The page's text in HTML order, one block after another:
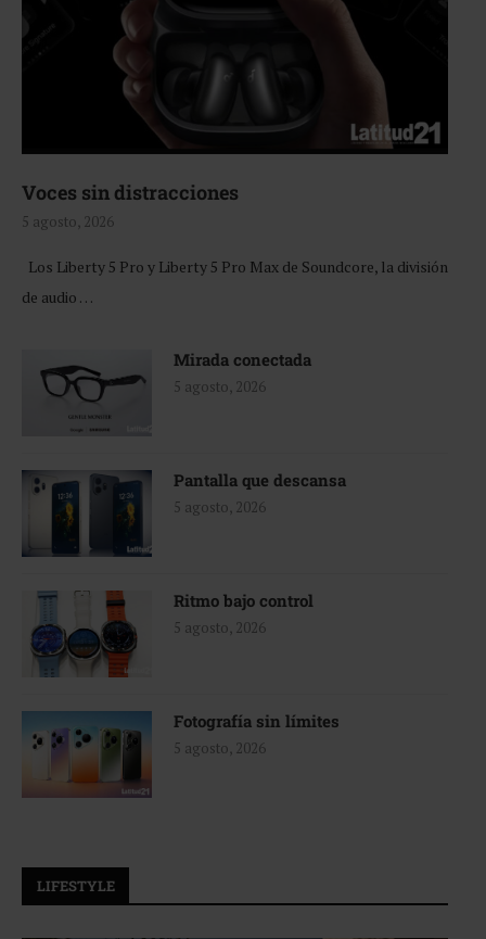
Voces sin distracciones
5 agosto, 2026
Los Liberty 5 Pro y Liberty 5 Pro Max de Soundcore, la división
de audio …
Mirada conectada
5 agosto, 2026
Pantalla que descansa
5 agosto, 2026
Ritmo bajo control
5 agosto, 2026
Fotografía sin límites
5 agosto, 2026
LIFESTYLE